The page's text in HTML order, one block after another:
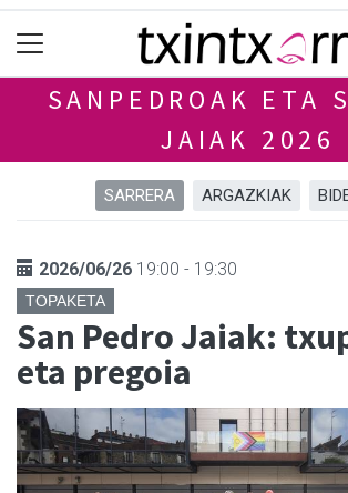
SANPEDROAK ETA
JAIAK 2026
SARRERA ARGAZKIAK
2026/06/26 19:00 - 19:30
TOPAKETA
San Pedro Jaiak:
eta pregoia